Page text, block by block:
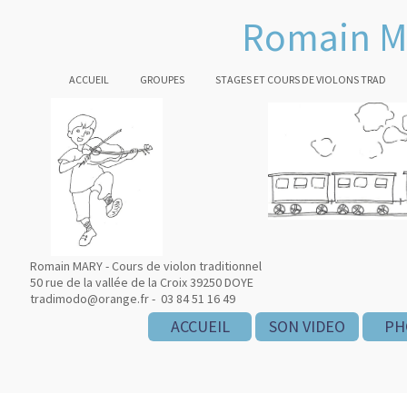
Romain
ACCUEIL GROUPES STAGES ET COURS DE VIOLONS TRAD
Romain MARY - Cours de violon traditionnel
50 rue de la vallée de la Croix 39250 DOYE
tradimodo@orange.fr - 03 84 51 16 49
SON VIDEO
ACCUEIL